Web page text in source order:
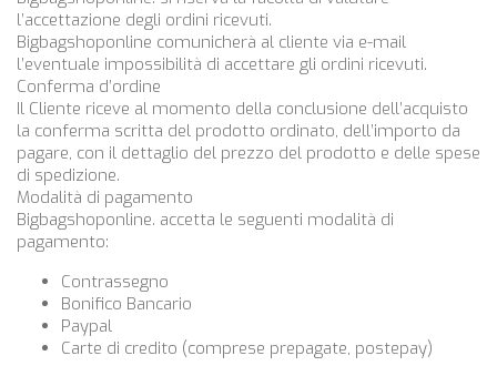
l’accettazione degli ordini ricevuti.
Bigbagshoponline comunicherà al cliente via e-mail
l’eventuale impossibilità di accettare gli ordini ricevuti.
Conferma d’ordine
Il Cliente riceve al momento della conclusione dell’acquisto
la conferma scritta del prodotto ordinato, dell’importo da
pagare, con il dettaglio del prezzo del prodotto e delle spese
di spedizione.
Modalità di pagamento
Bigbagshoponline. accetta le seguenti modalità di
pagamento:
Contrassegno
Bonifico Bancario
Paypal
Carte di credito (comprese prepagate, postepay)